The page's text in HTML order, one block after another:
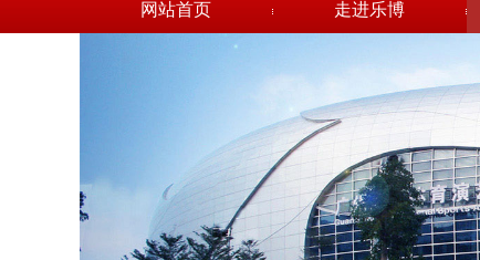
网站首页 走进乐博